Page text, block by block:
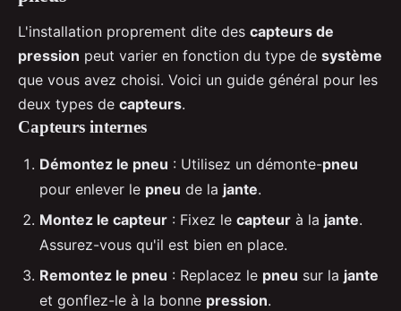
L'installation proprement dite des capteurs de
pression peut varier en fonction du type de système
que vous avez choisi. Voici un guide général pour les
deux types de capteurs.
Capteurs internes
Démontez le pneu : Utilisez un démonte-pneu
pour enlever le pneu de la jante.
Montez le capteur : Fixez le capteur à la jante.
Assurez-vous qu'il est bien en place.
Remontez le pneu : Replacez le pneu sur la jante
et gonflez-le à la bonne pression.